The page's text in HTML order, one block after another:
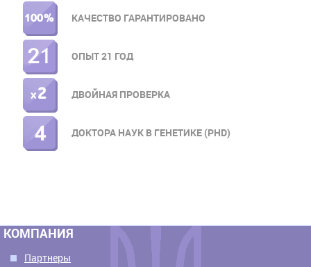
МЕНЮ
КАЧЕСТВО ГАРАНТИРОВАНО
ОПЫТ 21 ГОД
ДВОЙНАЯ ПРОВЕРКА
ДОКТОРА НАУК В ГЕНЕТИКЕ (PHD)
КОМПАНИЯ
Партнеры